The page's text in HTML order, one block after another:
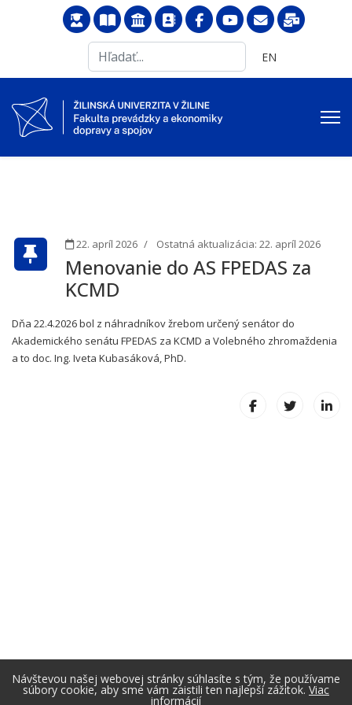
...
Vyberte váš jazyk
EN
22. apríl 2026 Ostatná aktualizácia: 22. apríl 2026
Menovanie do AS FPEDAS za
KCMD
Dňa 22.4.2026 bol z náhradníkov žrebom určený senátor do
Akademického senátu FPEDAS za KCMD a Volebného zhromaždenia
a to doc. Ing. Iveta Kubasáková, PhD.
Návštevou našej webovej stránky súhlasíte s tým, že používame
súbory cookie, aby sme vám zaistili ten najlepší zážitok. Viac
informácií